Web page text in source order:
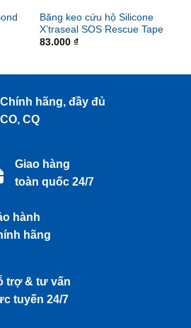
Băng keo cứu hộ Silicone
X’traseal SOS Rescue Tape
83.000 ₫
Chính hãng, đầy đủ
CO, CQ
Giao hàng
toàn quốc 24/7
hành
hãng
trợ & tư vấn
tuyến 24/7